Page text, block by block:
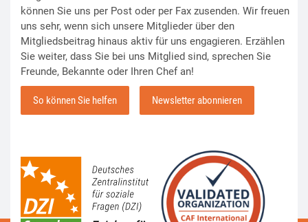
können Sie uns per Post oder per Fax zusenden. Wir freuen
uns sehr, wenn sich unsere Mitglieder über den
Mitgliedsbeitrag hinaus aktiv für uns engagieren. Erzählen
Sie weiter, dass Sie bei uns Mitglied sind, sprechen Sie
Freunde, Bekannte oder Ihren Chef an!
So können Sie helfen Newsletter abonnieren